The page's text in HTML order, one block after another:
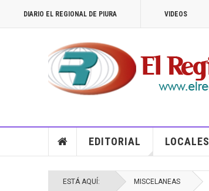
DIARIO EL REGIONAL DE PIURA VIDEOS
EDITORIAL LOCALES
ESTÁ AQUÍ: MISCELANEAS